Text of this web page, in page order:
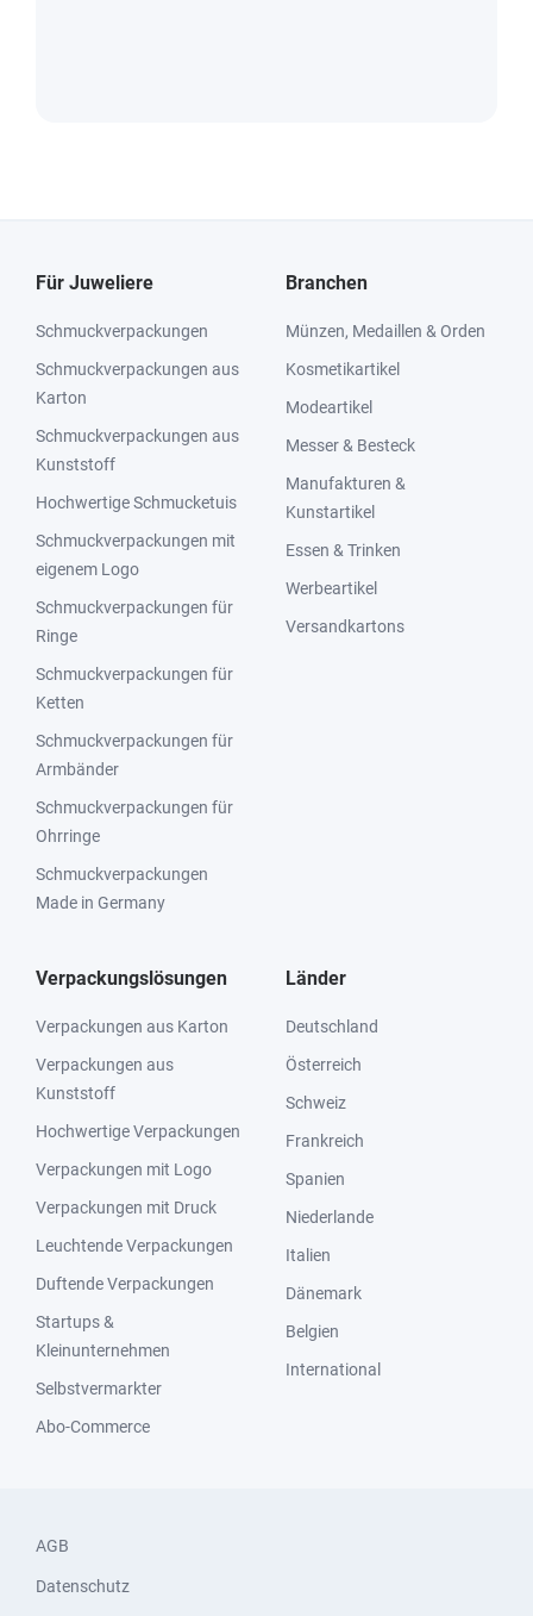
Für Juweliere
Schmuckverpackungen
Schmuckverpackungen aus
Karton
Schmuckverpackungen aus
Kunststoff
Hochwertige Schmucketuis
Schmuckverpackungen mit
eigenem Logo
Schmuckverpackungen für
Ringe
Schmuckverpackungen für
Ketten
Schmuckverpackungen für
Armbänder
Schmuckverpackungen für
Ohrringe
Schmuckverpackungen
Made in Germany
Branchen
Münzen, Medaillen & Orden
Kosmetikartikel
Modeartikel
Messer & Besteck
Manufakturen &
Kunstartikel
Essen & Trinken
Werbeartikel
Versandkartons
Verpackungslösungen
Verpackungen aus Karton
Verpackungen aus
Kunststoff
Hochwertige Verpackungen
Verpackungen mit Logo
Verpackungen mit Druck
Leuchtende Verpackungen
Duftende Verpackungen
Startups &
Kleinunternehmen
Selbstvermarkter
Abo-Commerce
Länder
Deutschland
Österreich
Schweiz
Frankreich
Spanien
Niederlande
Italien
Dänemark
Belgien
International
AGB
Datenschutz